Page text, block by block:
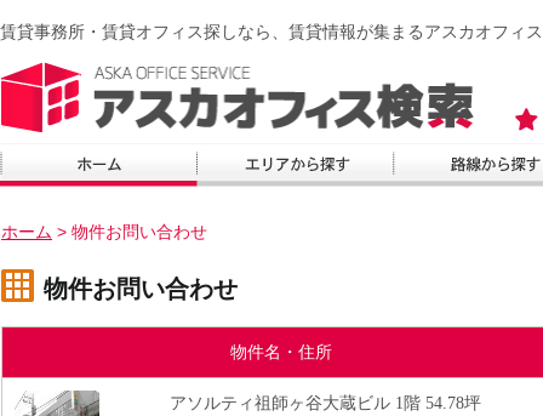
賃貸事務所・賃貸オフィス探しなら、賃貸情報が集まるアスカオフィ
ホーム > 物件お問い合わせ
物件お問い合わせ
物件名・住所
アソルティ祖師ヶ谷大蔵ビル 1階 54.78坪